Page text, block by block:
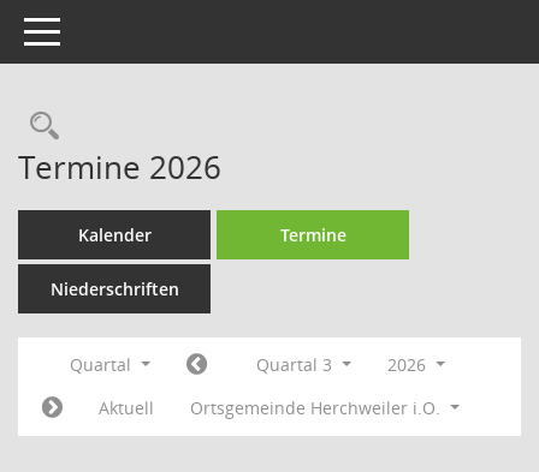
Toggle navigation
Rechercheauswahl
Termine 2026
Kalender Termine
Niederschriften
Quartal Quartal 3
2026
Aktuell
Ortsgemeinde Herchweiler i.O.